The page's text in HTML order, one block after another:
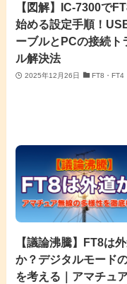
【図解】IC-7300で
始める設定手順！
ーブルとPCの接続ト
ル解決法
2025年12月26日 FT8・FT4
【議論沸騰】FT8は
か？デジタルモード
を考える｜アマチュ